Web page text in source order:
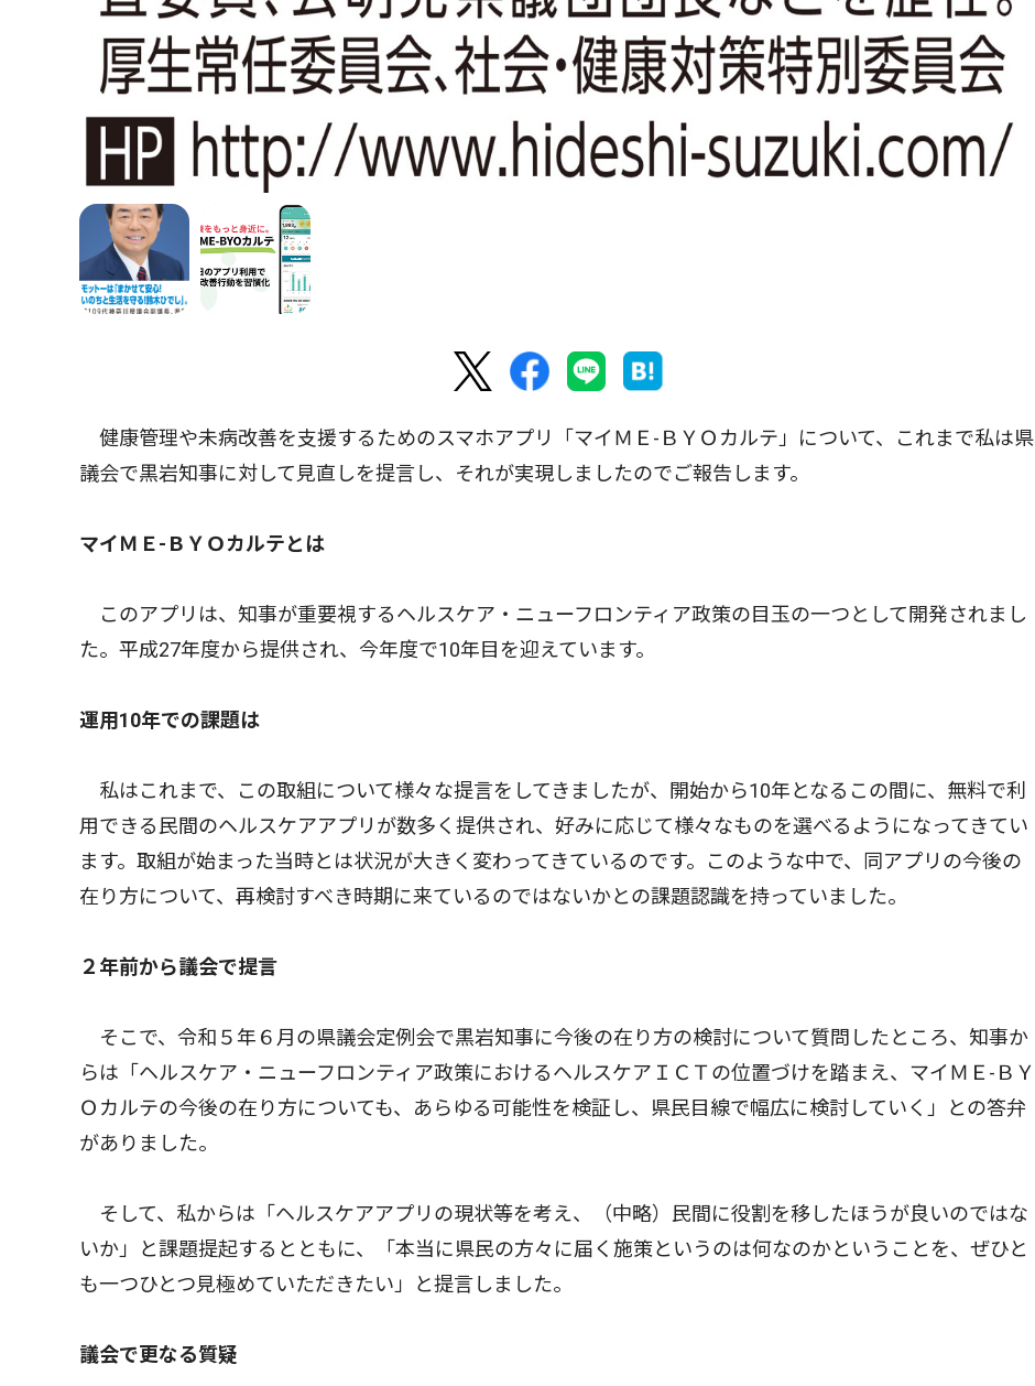
健康管理や未病改善を支援するためのスマホアプリ「マイＭＥ-ＢＹＯカルテ」について、これまで私は県
議会で黒岩知事に対して見直しを提言し、それが実現しましたのでご報告します。
マイＭＥ-ＢＹＯカルテとは
このアプリは、知事が重要視するヘルスケア・ニューフロンティア政策の目玉の一つとして開発されまし
た。平成27年度から提供され、今年度で10年目を迎えています。
運用10年での課題は
私はこれまで、この取組について様々な提言をしてきましたが、開始から10年となるこの間に、無料で利
用できる民間のヘルスケアアプリが数多く提供され、好みに応じて様々なものを選べるようになってきてい
ます。取組が始まった当時とは状況が大きく変わってきているのです。このような中で、同アプリの今後の
在り方について、再検討すべき時期に来ているのではないかとの課題認識を持っていました。
２年前から議会で提言
そこで、令和５年６月の県議会定例会で黒岩知事に今後の在り方の検討について質問したところ、知事か
らは「ヘルスケア・ニューフロンティア政策におけるヘルスケアＩＣＴの位置づけを踏まえ、マイＭＥ-ＢＹ
Ｏカルテの今後の在り方についても、あらゆる可能性を検証し、県民目線で幅広に検討していく」との答弁
がありました。
そして、私からは「ヘルスケアアプリの現状等を考え、（中略）民間に役割を移したほうが良いのではな
いか」と課題提起するとともに、「本当に県民の方々に届く施策というのは何なのかということを、ぜひと
も一つひとつ見極めていただきたい」と提言しました。
議会で更なる質疑